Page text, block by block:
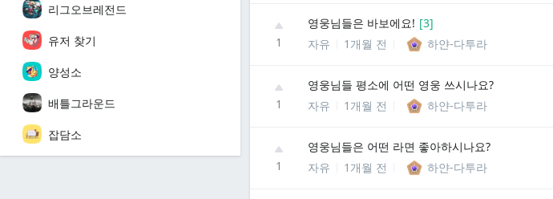
리그오브레전드
유저 찾기
양성소
배틀그라운드
잡담소
1
영웅님들은 바보에요! [3]
자유
1개월 전 하얀-다투라
1
영웅님들 평소에 어떤 영웅 쓰시나요?
자유
1개월 전 하얀-다투라
1
영웅님들은 어떤 라면 좋아하시나요?
자유
1개월 전 하얀-다투라